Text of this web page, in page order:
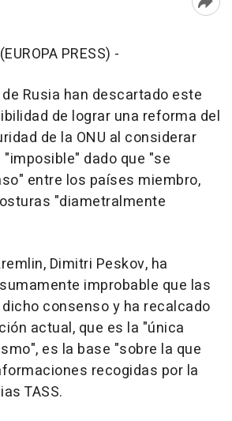
PRESS) -
Rusia han descartado este
de lograr una reforma del
de la ONU al considerar
dado que "se
entre los países miembro,
"diametralmente
Dimitri Peskov, ha
improbable que las
consenso y ha recalcado
actual, que es la "única
es la base "sobre la que
recogidas por la
TASS.